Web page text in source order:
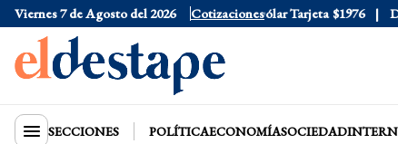
Viernes 7 de Agosto del 2026 Cotizaciones
Dólar Oficial $1520 Dólar Tarjeta $1976
SECCIONES POLÍTICAECONOMÍASOCIEDAD